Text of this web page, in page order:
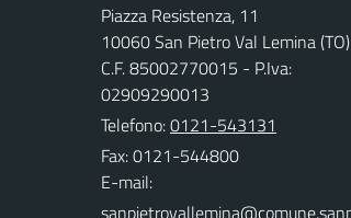
Piazza Resistenza, 11
10060 San Pietro Val Lemina (TO)
C.F. 85002770015 - P.Iva:
02909290013
Telefono:0121-543131
Fax: 0121-544800
E-mail: